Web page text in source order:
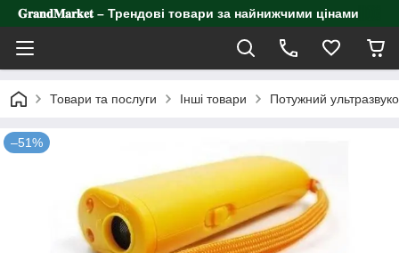
𝐆𝐫𝐚𝐧𝐝𝐌𝐚𝐫𝐤𝐞𝐭 – Трендові товари за найнижчими цінами
Товари та послуги Інші товари Потужний
–51%